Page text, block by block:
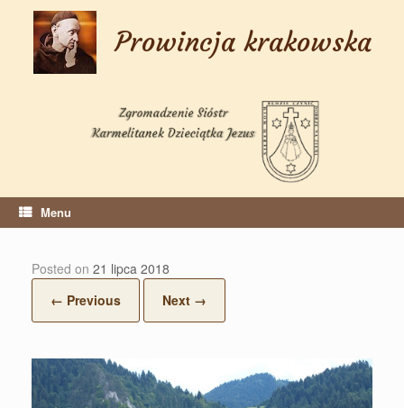
content
Prowincja krakowska
Menu
Posted on 21 lipca 2018
← Previous
Next →